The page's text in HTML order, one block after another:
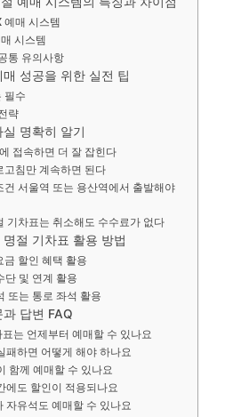
예매 시스템
시스템
통 유의사항
성공을 위한 실전 팁
필수
략
명확히 알기
접속하면 더 잘 잡힌다
고침만 계속하면 된다
건 서울역 또는 용산역에서 출발해야
기차표는 취소해도 수수료가 없다
절 기차표 활용 방법
금 할인 혜택 활용
단 및 연계 활용
또는 통로 좌석 활용
답변 FAQ
는 언제부터 예매할 수 있나요
패하면 어떻게 해야 하나요
함께 예매할 수 있나요
에도 할인이 적용되나요
자유석도 예매할 수 있나요